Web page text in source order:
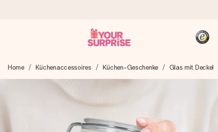
Wir bereiten dein Geschenk sorgfältig vor und schicken es
blitzschnell – damit du es genau zum richtigen Zeitpunkt
überreichen kannst, wenn es am meisten zählt.
Home Küchenaccessoires Küchen-Geschenke Glas mit Deckel